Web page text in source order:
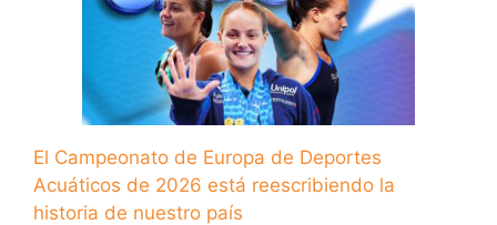
El Campeonato de Europa de Deportes
Acuáticos de 2026 está reescribiendo la
historia de nuestro país